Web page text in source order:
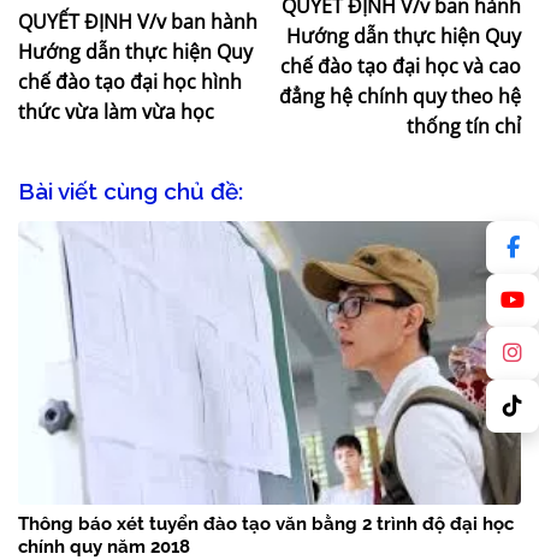
QUYẾT ĐỊNH V/v ban hành
Hướng dẫn thực hiện Quy
chế đào tạo đại học hình
thức vừa làm vừa học
QUYẾT ĐỊNH V/v ban hành
Hướng dẫn thực hiện Quy
chế đào tạo đại học và cao
đẳng hệ chính quy theo hệ
thống tín chỉ
Bài viết cùng chủ đề:
Thông báo xét tuyển đào tạo văn bằng 2 trình độ đại học
chính quy năm 2018